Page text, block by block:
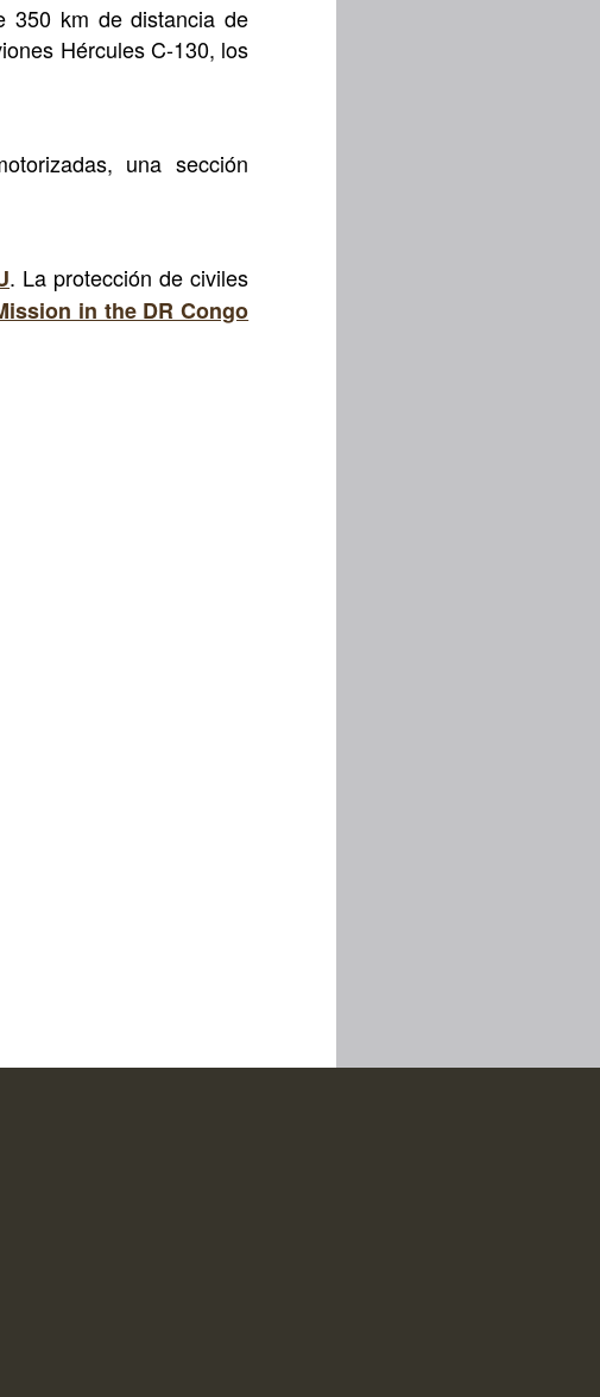
350 km de distancia de
Hércules C-130, los
una sección
. La protección de civiles
in the DR Congo